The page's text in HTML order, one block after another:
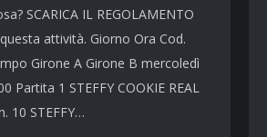
SCARICA IL REGOLAMENTO
attività. Giorno Ora Cod.
Girone A Girone B mercoledì
Partita 1 STEFFY COOKIE REAL
10 STEFFY…